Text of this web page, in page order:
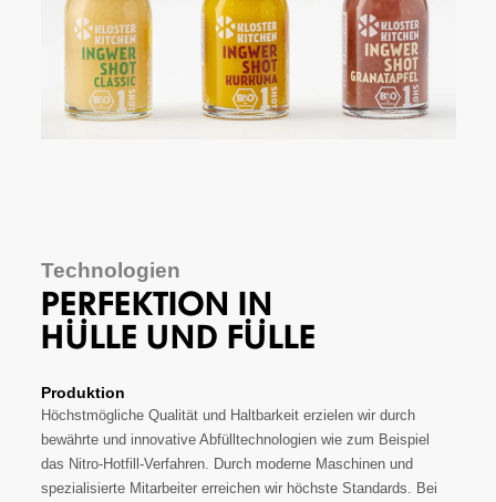
Technologien
PERFEKTION IN
HÜLLE UND FÜLLE
Produktion
Höchstmögliche Qualität und Haltbarkeit erzielen wir durch
bewährte und innovative Abfülltechnologien wie zum Beispiel
das Nitro-Hotfill-Verfahren. Durch moderne Maschinen und
spezialisierte Mitarbeiter erreichen wir höchste Standards. Bei